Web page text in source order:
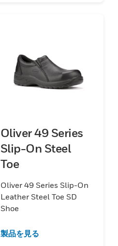
Oliver 49 Series
Slip-On Steel
Toe
Oliver 49 Series Slip-On
Leather Steel Toe SD
Shoe
製品を見る